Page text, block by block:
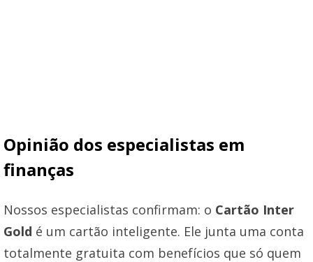
Opinião dos especialistas em
finanças
Nossos especialistas confirmam: o Cartão Inter
Gold é um cartão inteligente. Ele junta uma conta
totalmente gratuita com benefícios que só quem